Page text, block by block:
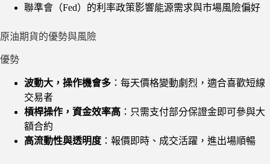
聯準會（Fed）的利率政策影響能源需求與市場風險偏好
原油期貨的優勢與風險
優勢
波動大，操作機會多 ：每天價格變動劇烈，適合喜歡短線
交易者
槓桿操作，資金效率高 ：只需支付部分保證金即可參與大
額合約
高流動性與透明度 ：報價即時、成交活躍，進出場順暢